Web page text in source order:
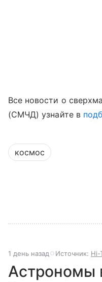
Все новости о
(СМЧД) узнайте в
космос
1 день назад Источник: Hi-
Астрономы